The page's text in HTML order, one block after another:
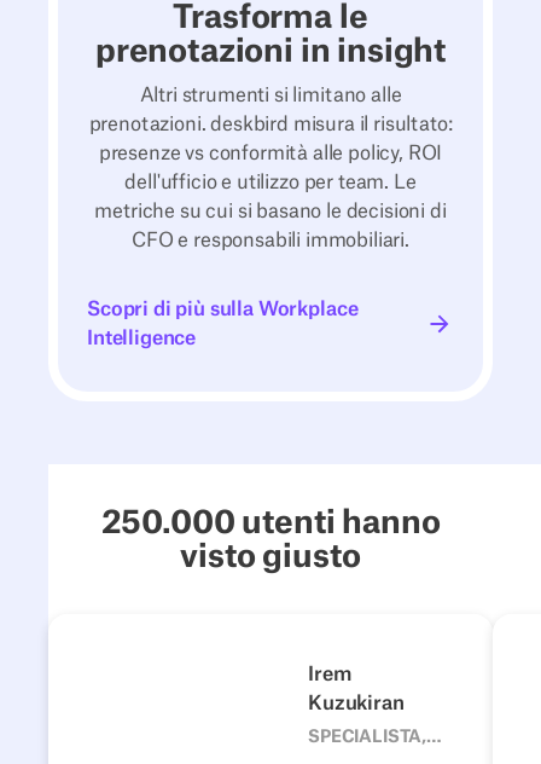
Trasforma le
prenotazioni in insight
Altri strumenti si limitano alle
prenotazioni. deskbird misura il risultato:
presenze vs conformità alle policy, ROI
dell'ufficio e utilizzo per team. Le
metriche su cui si basano le decisioni di
CFO e responsabili immobiliari.
Scopri di più sulla Workplace Intelligence
Scopri di più sulla Workplace
Intelligence
250.000 utenti hanno
visto giusto
Irem
Kuzukiran
SPECIALISTA,
PrecedenteSeguente